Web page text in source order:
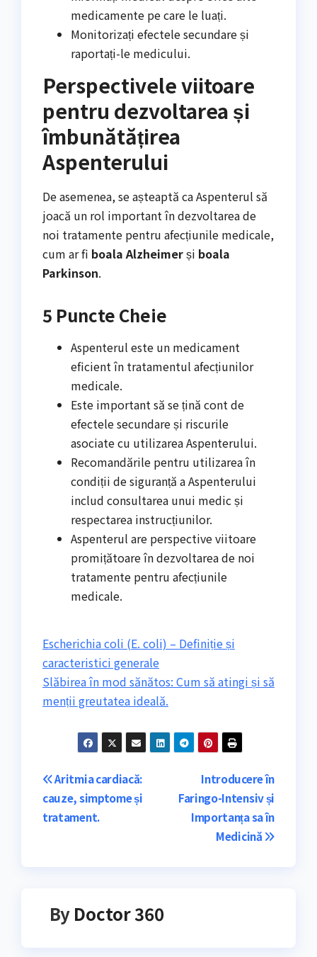
medicamente pe care le luați.
Monitorizați efectele secundare și
raportați-le medicului.
Perspectivele viitoare
pentru dezvoltarea și
îmbunătățirea
Aspenterului
De asemenea, se așteaptă ca Aspenterul să
joacă un rol important în dezvoltarea de
noi tratamente pentru afecțiunile medicale,
cum ar fi boala Alzheimerși boala
Parkinson.
5 Puncte Cheie
Aspenterul este un medicament
eficient în tratamentul afecțiunilor
medicale.
Este important să se țină cont de
efectele secundare și riscurile
asociate cu utilizarea Aspenterului.
Recomandările pentru utilizarea în
condiții de siguranță a Aspenterului
includ consultarea unui medic și
respectarea instrucțiunilor.
Aspenterul are perspective viitoare
promițătoare în dezvoltarea de noi
tratamente pentru afecțiunile
medicale.
Escherichia coli (E. coli) – Definiție și
caracteristici generale
Slăbirea în mod sănătos: Cum să atingi și să
menții greutatea ideală.
Navigare
în
Introducere în
Faringo-Intensiv și
Importanța sa în
Medicină
Aritmia cardiacă:
cauze, simptome și
tratament.
By Doctor 360